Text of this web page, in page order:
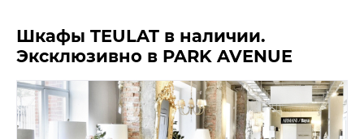
Обратная связь
Шкафы TEULAT в наличии.
Эксклюзивно в PARK AVENUE